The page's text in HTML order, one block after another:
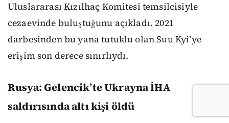
Uluslararası Kızılhaç Komitesi temsilcisiyle
cezaevinde buluştuğunu açıkladı. 2021
darbesinden bu yana tutuklu olan Suu Kyi’ye
erişim son derece sınırlıydı.
Rusya: Gelencik’te Ukrayna İHA
saldırısında altı kişi öldü